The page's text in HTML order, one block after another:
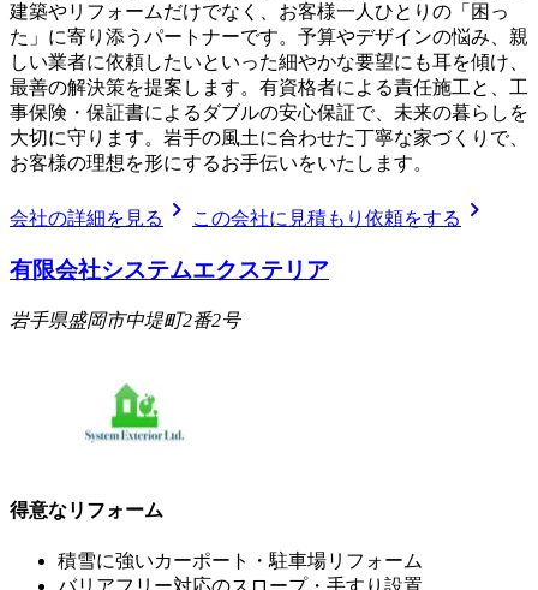
建築やリフォームだけでなく、お客様一人ひとりの「困っ
た」に寄り添うパートナーです。予算やデザインの悩み、親
しい業者に依頼したいといった細やかな要望にも耳を傾け、
最善の解決策を提案します。有資格者による責任施工と、工
事保険・保証書によるダブルの安心保証で、未来の暮らしを
大切に守ります。岩手の風土に合わせた丁寧な家づくりで、
お客様の理想を形にするお手伝いをいたします。
会社の詳細を見る chevron_right この会社に見積もり依頼をする chevron_right
有限会社システムエクステリア
岩手県盛岡市中堤町2番2号
得意なリフォーム
積雪に強いカーポート・駐車場リフォーム